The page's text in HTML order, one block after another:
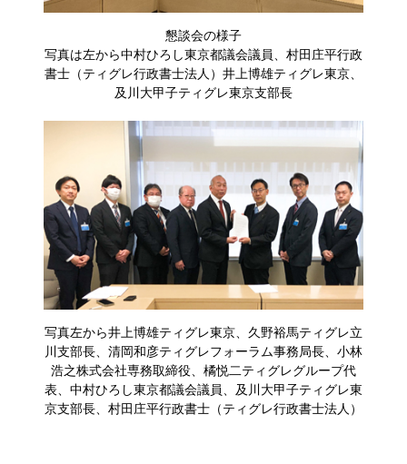
懇談会の様子
写真は左から中村ひろし東京都議会議員、村田庄平行政
書士（ティグレ行政書士法人）井上博雄ティグレ東京、
及川大甲子ティグレ東京支部長
写真左から井上博雄ティグレ東京、久野裕馬ティグレ立
川支部長、清岡和彦ティグレフォーラム事務局長、小林
浩之株式会社専務取締役、橘悦二ティグレグループ代
表、中村ひろし東京都議会議員、及川大甲子ティグレ東
京支部長、村田庄平行政書士（ティグレ行政書士法人）